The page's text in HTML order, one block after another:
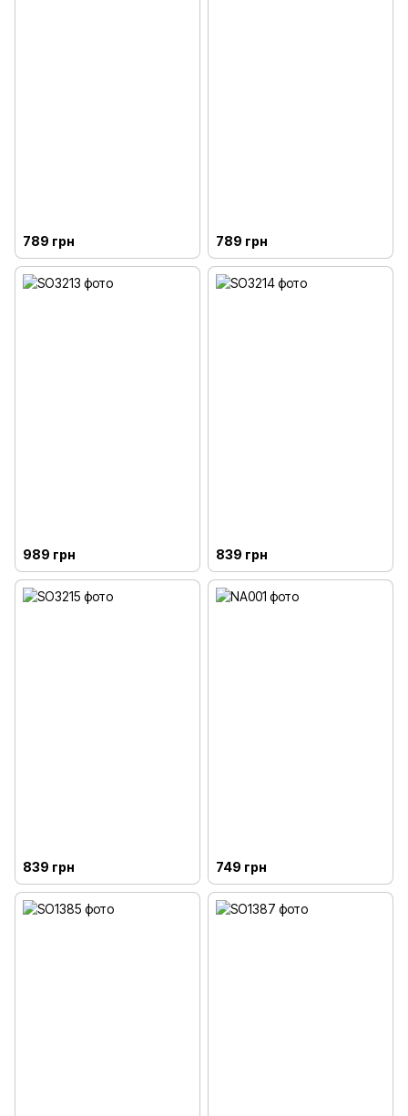
789 грн 789 грн
989 грн 839 грн
839 грн 749 грн